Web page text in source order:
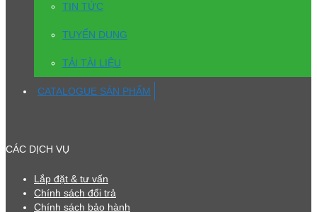
TIN TỨC
TUYỂN DỤNG
TẢI TÀI LIỆU
CATALOGUE SẢN PHẨM
CÁC DỊCH VỤ
Lắp đặt & tư vấn
Chính sách đổi trả
Chính sách bảo hành